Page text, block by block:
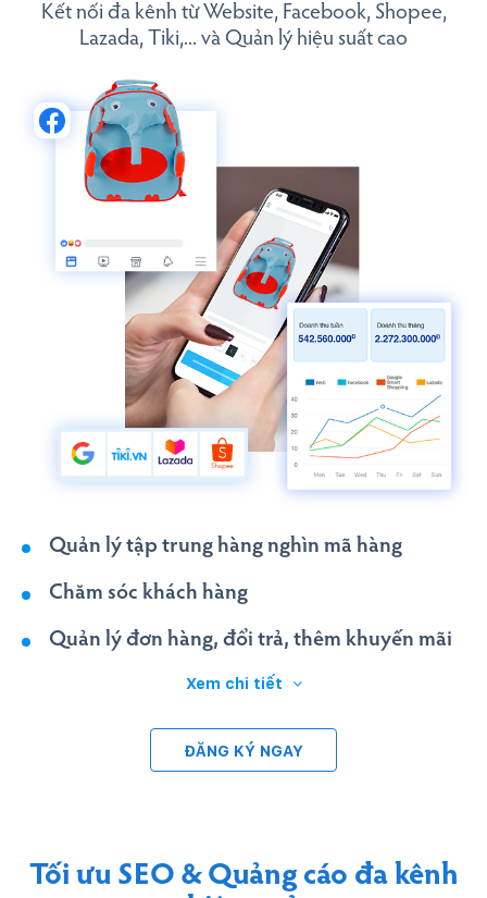
Kết nối đa kênh từ Website, Facebook, Shopee,
Lazada, Tiki,... và Quản lý hiệu suất cao
Quản lý tập trung hàng nghìn mã hàng
Chăm sóc khách hàng
Quản lý đơn hàng, đổi trả, thêm khuyến mãi
Xem chi tiết
ĐĂNG KÝ NGAY
Tối ưu SEO &Quảng cáo đa kênh